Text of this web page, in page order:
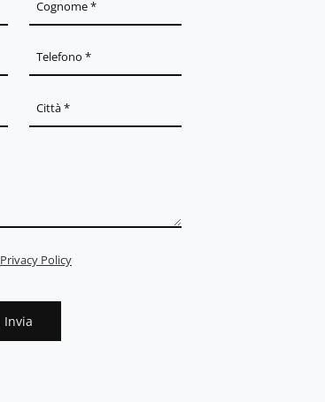
Privacy Policy
Invia